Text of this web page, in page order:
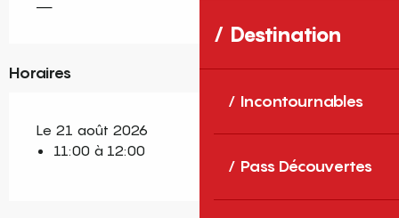
Destination
Incontournables
Pass Découvertes
—
Horaires
Le 21 août 2026
11:00 à 12:00